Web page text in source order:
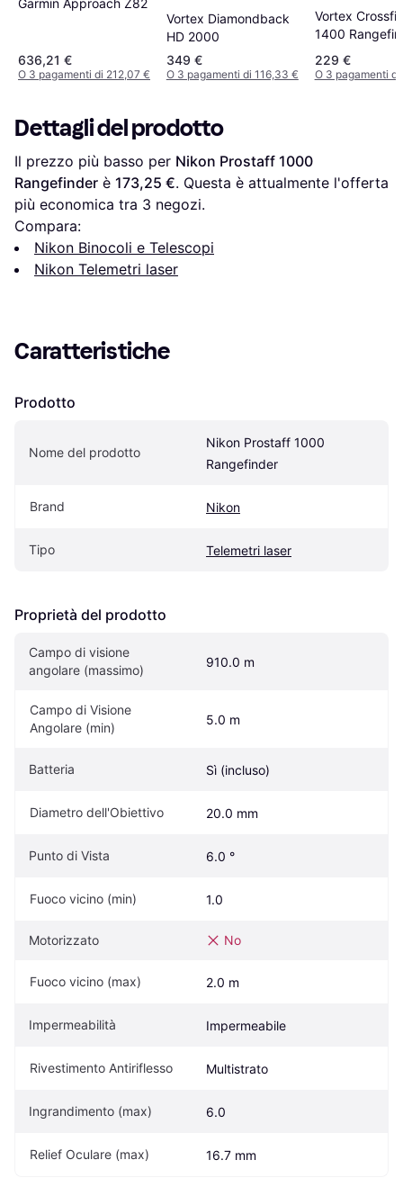
636,21 €
O 3 pagamenti di 212,07 €
Vortex Diamondback
HD 2000
349 €
O 3 pagamenti di 116,33 €
Vortex
1400
229 €
O 3 pagamenti
Dettagli del prodotto
Il prezzo più basso per Nikon Prostaff 1000
Rangefinder è 173,25 €. Questa è attualmente l'offerta
più economica tra 3 negozi.
Compara:
Nikon Binocoli e Telescopi
Nikon Telemetri laser
Caratteristiche
Prodotto
Nome del prodotto
Nikon Prostaff 1000
Rangefinder
Brand Nikon
Tipo Telemetri laser
Proprietà del prodotto
Campo di visione
angolare (massimo)
910.0 m
Campo di Visione
Angolare (min)
5.0 m
Batteria Sì (incluso)
Diametro dell'Obiettivo 20.0 mm
Punto di Vista 6.0 °
Fuoco vicino (min) 1.0
Motorizzato No
Fuoco vicino (max) 2.0 m
Impermeabilità Impermeabile
Rivestimento Antiriflesso Multistrato
Ingrandimento (max) 6.0
Relief Oculare (max) 16.7 mm